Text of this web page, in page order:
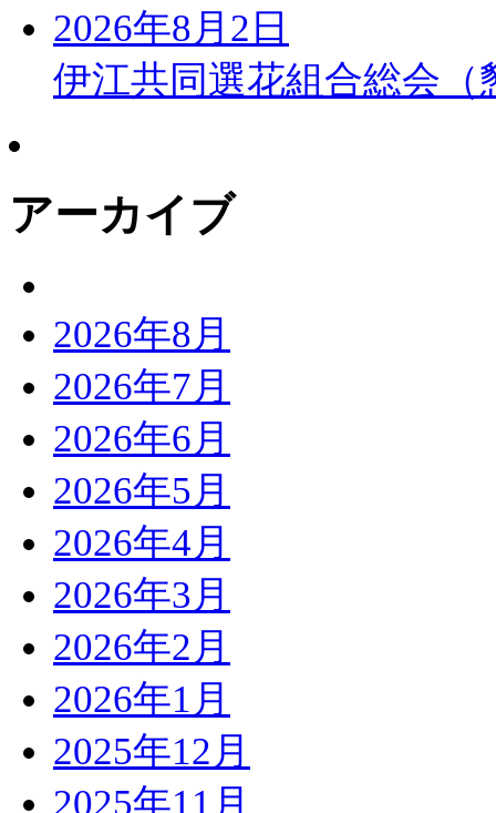
2026年8月2日
伊江共同選花組合総会（
アーカイブ
2026年8月
2026年7月
2026年6月
2026年5月
2026年4月
2026年3月
2026年2月
2026年1月
2025年12月
2025年11月